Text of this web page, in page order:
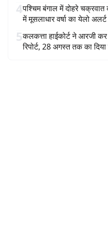
4पश्चिम बंगाल में दोहरे
में मूसलाधार वर्षा का येलो अलर्ट
5कलकत्ता हाईकोर्ट ने आरजी
रिपोर्ट, 28 अगस्त तक का